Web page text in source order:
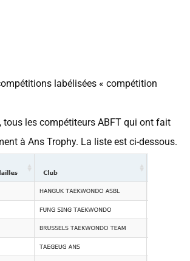
labélisées « compétition
tous les compétiteurs ABFT qui ont fait
à Ans Trophy. La liste est ci-dessous.